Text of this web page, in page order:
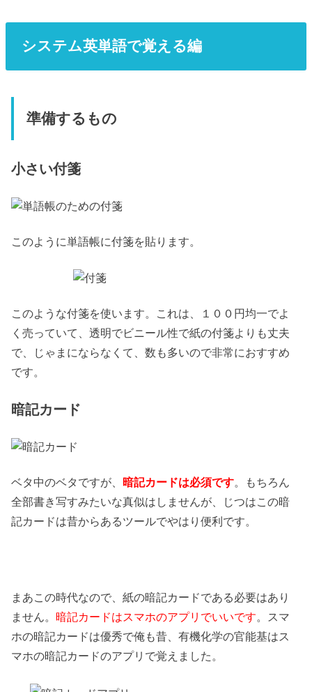
システム英単語で覚える編
準備するもの
小さい付箋
このように単語帳に付箋を貼ります。
このような付箋を使います。これは、１００円均一でよ
く売っていて、透明でビニール性で紙の付箋よりも丈夫
で、じゃまにならなくて、数も多いので非常におすすめ
です。
暗記カード
ベタ中のベタですが、 暗記カードは必須です。もちろん
全部書き写すみたいな真似はしませんが、じつはこの暗
記カードは昔からあるツールでやはり便利です。
まあこの時代なので、紙の暗記カードである必要はあり
ません。暗記カードはスマホのアプリでいいです。スマ
ホの暗記カードは優秀で俺も昔、有機化学の官能基はス
マホの暗記カードのアプリで覚えました。